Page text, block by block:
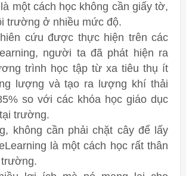
một cách học không cần giấy tờ,
trường ở nhiều mức độ.
cứu được thực hiện trên các
người ta đã phát hiện ra
trình học tập từ xa tiêu thụ ít
lượng và tạo ra lượng khí thải
so với các khóa học giáo dục
trường.
không cần phải chặt cây để lấy
là một cách học rất thân